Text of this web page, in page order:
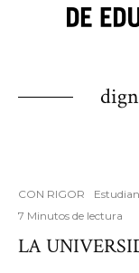
CON RIGOR
7 Minutos de lectura
LA